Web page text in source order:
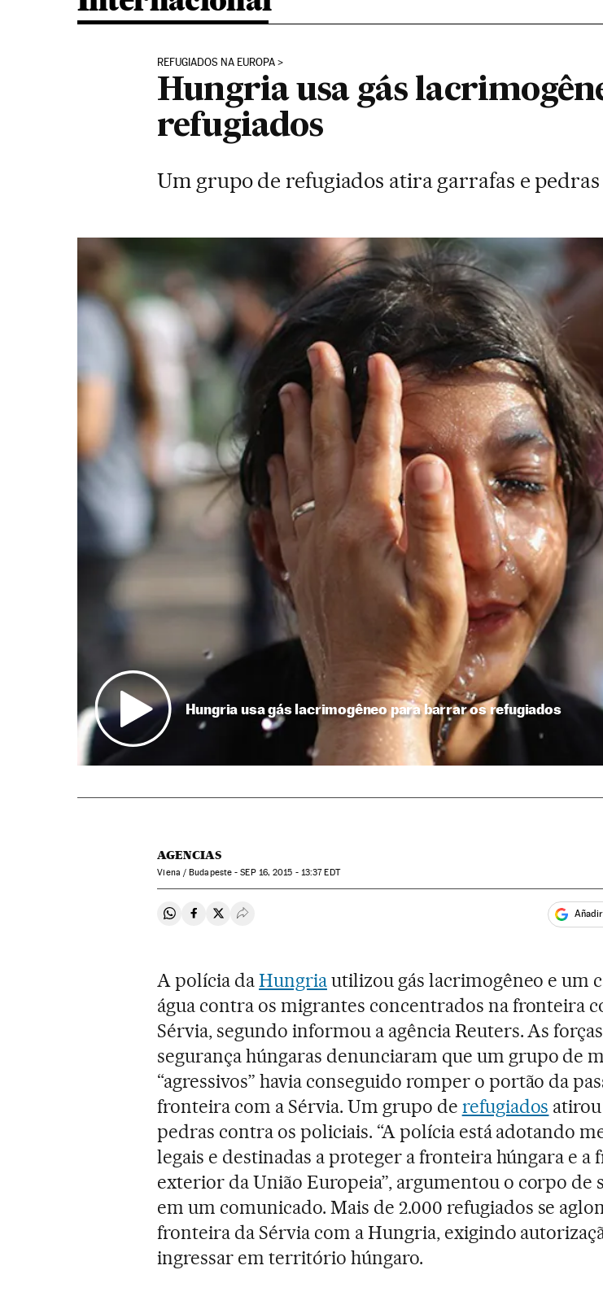
REFUGIADOS NA EUROPA
Hungria usa gás
refugiados
Um grupo de refugiados atira garrafas e
Hungria usa gás lacrimogêneo para barrar os refugiados
AGENCIAS
Viena / Budapeste -SEP16, 2015 - 13:37EDT
Compartir en Whatsapp
Compartir en Facebook
Compartir en Twitter
Desplegar Redes Sociales
A polícia daHungriautilizou gás lacrimogêneo e um
água contra os migrantes concentrados na fronteira
Sérvia, segundo informou a agência Reuters. As
segurança húngaras denunciaram que um grupo de
“agressivos” havia conseguido romper o portão da
fronteira com a Sérvia. Um grupo de refugiados
pedras contra os policiais. “A polícia está adotando
legais e destinadas a proteger a fronteira húngara e a
exterior da União Europeia”, argumentou o corpo de
em um comunicado. Mais de 2.000 refugiados se
fronteira da Sérvia com a Hungria, exigindo
ingressar em território húngaro.